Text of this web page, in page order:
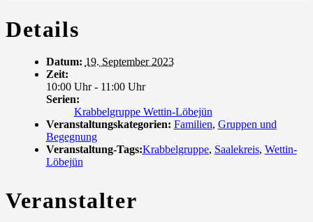
Details
Datum: 19. September 2023
Zeit:
10:00 Uhr - 11:00 Uhr
Serien:
Krabbelgruppe Wettin-Löbejün
Veranstaltungskategorien: Familien, Gruppen und
Begegnung
Veranstaltung-Tags:Krabbelgruppe, Saalekreis, Wettin-
Löbejün
Veranstalter